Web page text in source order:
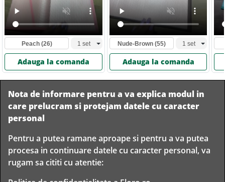
Peach(26)
Adauga la comanda
Nude-Brown(55)
Adauga la comanda
Livrare
rapida
Livram in
orice
Romania
Garantam
Nota de informare pentru a va explica modul in
care prelucram si protejam datele cu caracter
personal
Pentru a putea ramane aproape si pentru a va putea
procesa in continuare datele cu caracter personal, va
rugam sa cititi cu atentie: